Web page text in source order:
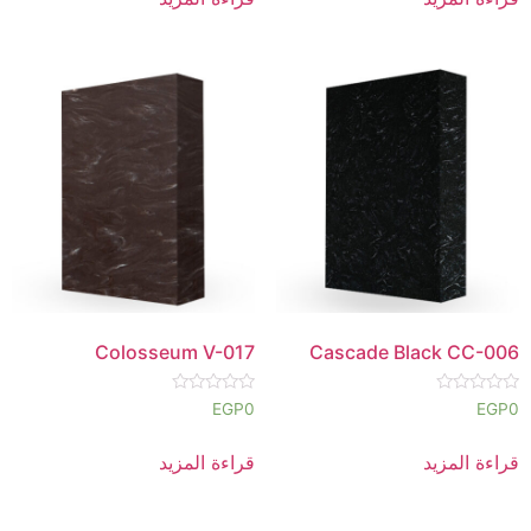
Cascade Black CC-006
تم
التقييم
من
5
EGP0
قراءة المزيد
Colosseum V-017
تم
التقييم
من
5
EGP0
قراءة المزيد